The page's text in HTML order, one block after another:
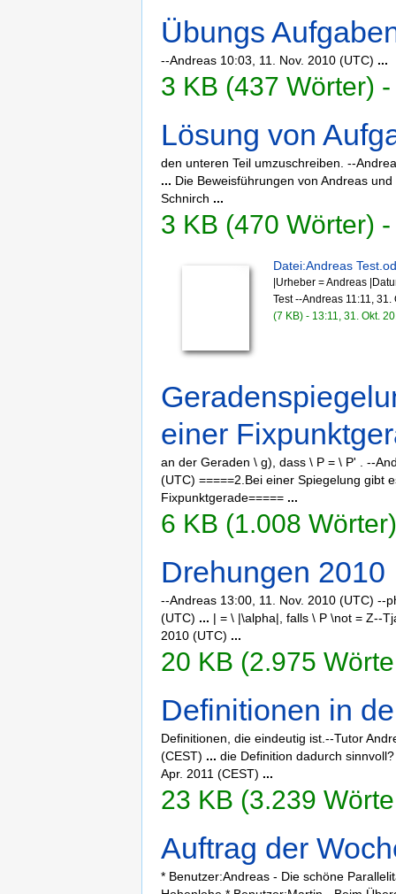
Übungs
--Andreas 10:03, 11. Nov. 2010 (UTC) ...
3 KB (437 Wörter)
Lösung von
den unteren Teil umzuschreiben. --
... Die Beweisführungen von Andreas
Schnirch ...
3 KB (470 Wörter)
Datei:Andreas
|Urheber = Andreas
Test --Andreas 11:11, 31.
(7 KB) - 13:11, 31. Okt.
einer
an der Geraden \ g), dass \ P = \ P' . --
(UTC) =====2.Bei einer Spiegelung gibt
Fixpunktgerade===== ...
6 KB (1.008
Drehungen 2010
--Andreas 13:00, 11. Nov. 2010 (UTC) --
(UTC) ... | = \ |\alpha|, falls \ P \not = Z--
2010 (UTC) ...
20 KB (2.975
Definitionen in
Definitionen, die eindeutig ist.--Tutor
(CEST) ...die Definition dadurch
Apr. 2011 (CEST) ...
23 KB (3.239
Auftrag der
* Benutzer:Andreas - Die schöne